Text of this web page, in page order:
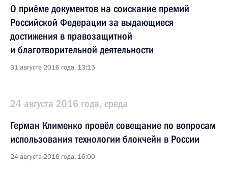
О приёме документов на соискание премий
Российской Федерации за выдающиеся
достижения в правозащитной
и благотворительной деятельности
31 августа 2016 года, 13:15
24 августа 2016 года, среда
Герман Клименко провёл совещание по вопросам
использования технологии блокчейн в России
24 августа 2016 года, 16:00